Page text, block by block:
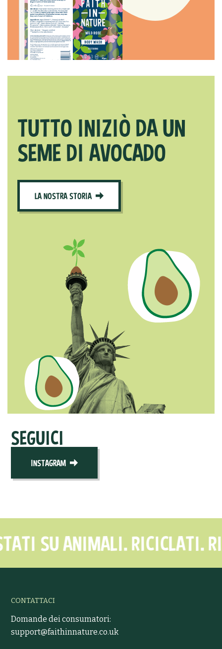
TUTTO INIZIÒ DA UN
SEME DI AVOCADO
LA NOSTRA STORIA
SEGUICI
INSTAGRAM
ANIMALI. RICICLATI.
CONTATTACI
Domande dei consumatori:
support@faithinnature.co.uk